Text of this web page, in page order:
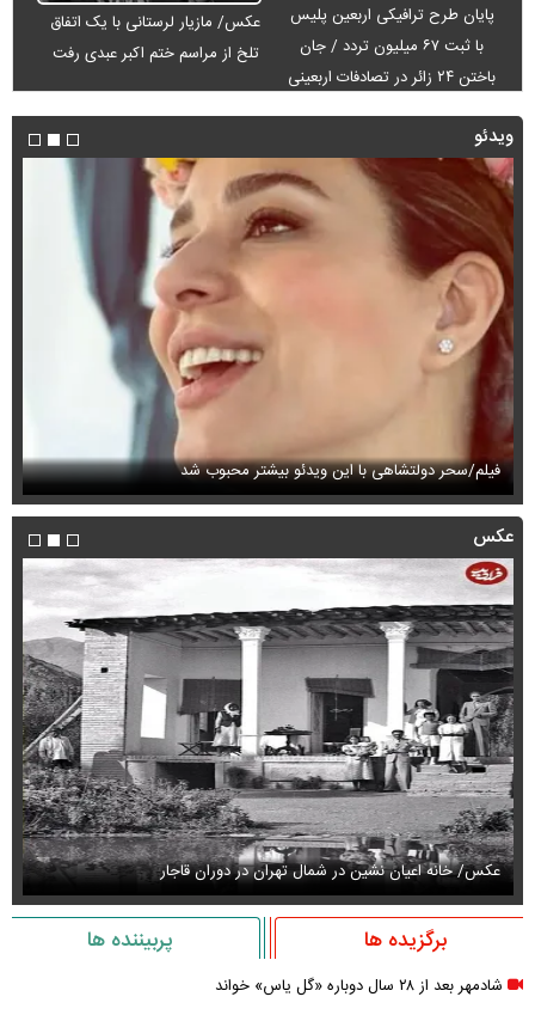
پایان طرح ترافیکی اربعین پلیس
با ثبت ۶۷ میلیون تردد / جان
باختن ۲۴ زائر در تصادفات اربعینی
عکس/ مازیار لرستانی با یک اتفاق
تلخ از مراسم ختم اکبر عبدی رفت
ویدئو
فیلم/سحر دولتشاهی با این ویدئو بیشتر محبوب شد
عکس
عکس/ خانه اعیان نشین در شمال تهران در دوران قاجار
برگزیده ها پربیننده ها
شادمهر بعد از ۲۸ سال دوباره «گل یاس» خواند